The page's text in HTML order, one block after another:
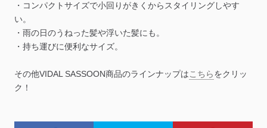
・コンパクトサイズで小回りがきくからスタイリングしやす
い。
・雨の日のうねった髪や浮いた髪にも。
・持ち運びに便利なサイズ。
その他VIDAL SASSOON商品のラインナップはこちらをクリッ
ク！